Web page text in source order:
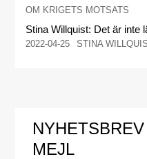
OM KRIGETS MOTSATS
Stina Willquist: Det är inte
2022-04-25 STINA
MEJL